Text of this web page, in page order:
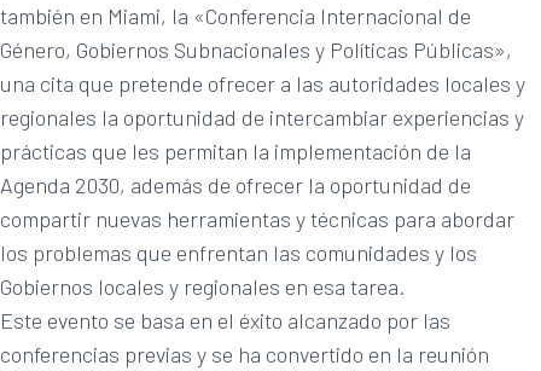
también en Miami, la «Conferencia Internacional de
Género, Gobiernos Subnacionales y Políticas Públicas»,
una cita que pretende ofrecer a las autoridades locales y
regionales la oportunidad de intercambiar experiencias y
prácticas que les permitan la implementación de la
Agenda 2030, además de ofrecer la oportunidad de
compartir nuevas herramientas y técnicas para abordar
los problemas que enfrentan las comunidades y los
Gobiernos locales y regionales en esa tarea.
Este evento se basa en el éxito alcanzado por las
conferencias previas y se ha convertido en la reunión